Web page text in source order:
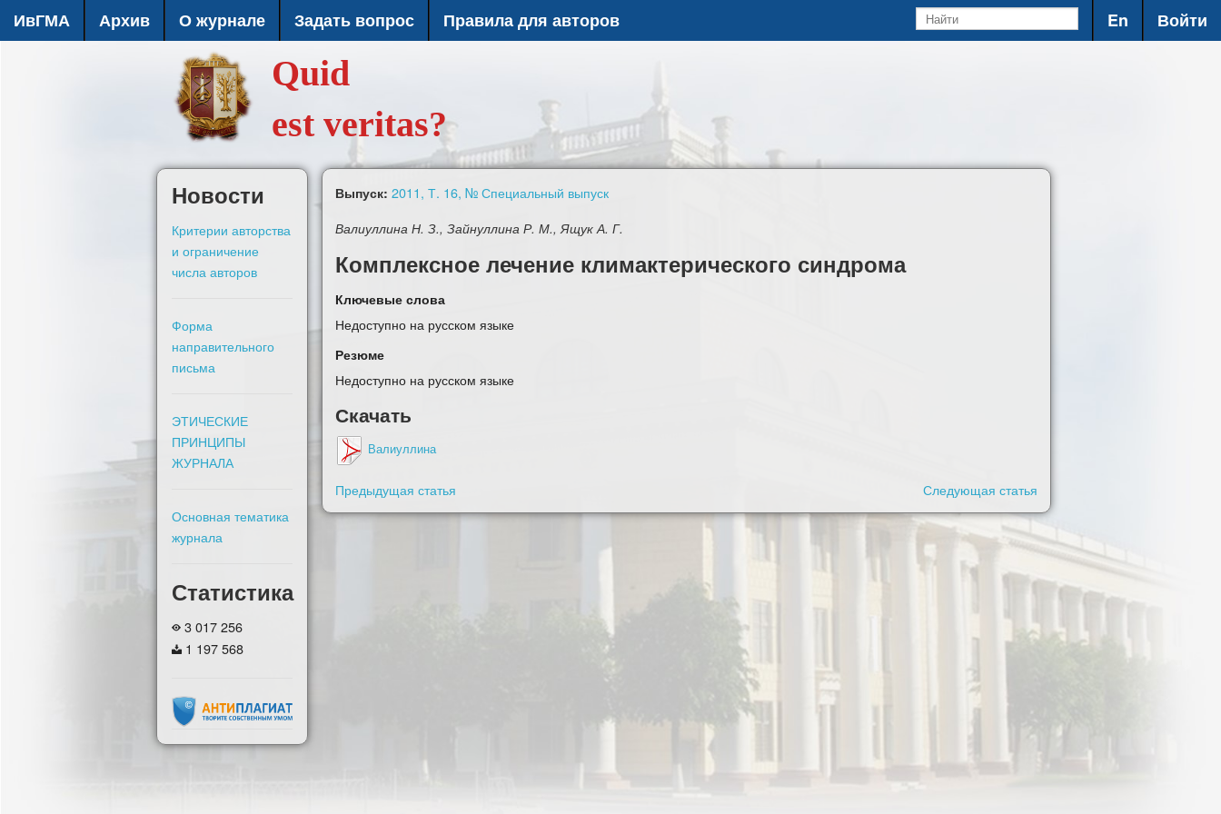
ИвГМА Архив О журнале Задать вопрос Правила для авторов En Войти
Quid
est veritas?
Новости
Критерии авторства
и ограничение
числа авторов
Форма
направительного
письма
ЭТИЧЕСКИЕ
ПРИНЦИПЫ
ЖУРНАЛА
Основная тематика
журнала
Статистика
3 017 256
1 197 568
Выпуск: 2011, Т. 16, № Специальный выпуск
Валиуллина Н. З., Зайнуллина Р. М., Ящук А. Г.
Комплексное лечение климактерического синдрома
Ключевые слова
Недоступно на русском языке
Резюме
Недоступно на русском языке
Скачать
Валиуллина
Предыдущая статья Следующая статья